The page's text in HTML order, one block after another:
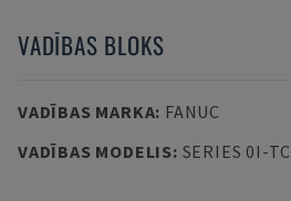
VADĪBAS BLOKS
VADĪBAS MARKA: FANUC
VADĪBAS MODELIS: SERIES 0I-TC